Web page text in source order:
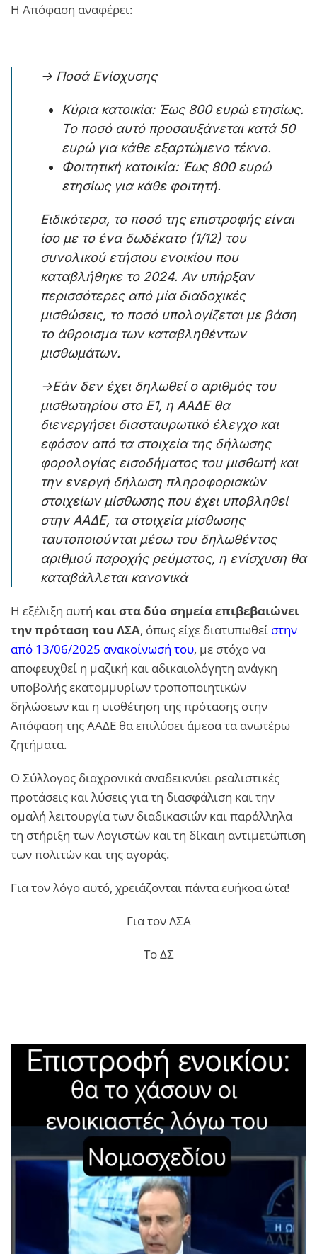
Η Απόφαση αναφέρει:
-> Ποσά Ενίσχυσης
Κύρια κατοικία: Έως 800 ευρώ ετησίως.
Το ποσό αυτό προσαυξάνεται κατά 50
ευρώ για κάθε εξαρτώμενο τέκνο.
Φοιτητική κατοικία: Έως 800 ευρώ
ετησίως για κάθε φοιτητή.
Ειδικότερα, το ποσό της επιστροφής είναι
ίσο με το ένα δωδέκατο (1/12) του
συνολικού ετήσιου ενοικίου που
καταβλήθηκε το 2024. Αν υπήρξαν
περισσότερες από μία διαδοχικές
μισθώσεις, το ποσό υπολογίζεται με βάση
το άθροισμα των καταβληθέντων
μισθωμάτων.
->Εάν δεν έχει δηλωθεί ο αριθμός του
μισθωτηρίου στο Ε1, η ΑΑΔΕ θα
διενεργήσει διασταυρωτικό έλεγχο και
εφόσον από τα στοιχεία της δήλωσης
φορολογίας εισοδήματος του μισθωτή και
την ενεργή δήλωση πληροφοριακών
στοιχείων μίσθωσης που έχει υποβληθεί
στην ΑΑΔΕ, τα στοιχεία μίσθωσης
ταυτοποιούνται μέσω του δηλωθέντος
αριθμού παροχής ρεύματος, η ενίσχυση θα
καταβάλλεται κανονικά
Η εξέλιξη αυτή και στα δύο σημείαεπιβεβαιώνει
την πρόταση του ΛΣΑ, όπως είχε διατυπωθεί στην
από 13/06/2025 ανακοίνωσή του, με στόχο να
αποφευχθεί η μαζική και αδικαιολόγητη ανάγκη
υποβολής εκατομμυρίων τροποποιητικών
δηλώσεων και η υιοθέτηση της πρότασης στην
Απόφαση της ΑΑΔΕ θα επιλύσει άμεσα τα ανωτέρω
ζητήματα.
Ο Σύλλογος διαχρονικά αναδεικνύει ρεαλιστικές
προτάσεις και λύσεις για τη διασφάλιση και την
ομαλή λειτουργία των διαδικασιών και παράλληλα
τη στήριξη των Λογιστών και τη δίκαιη αντιμετώπιση
των πολιτών και της αγοράς.
Για τον λόγο αυτό, χρειάζονται πάντα ευήκοα ώτα!
Για τον ΛΣΑ
Το ΔΣ